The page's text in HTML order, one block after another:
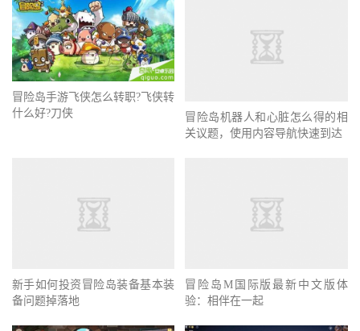
冒险岛手游飞侠怎么转职?飞侠转
什么好?刀侠
冒险岛机器人和心脏怎么得的相
关议题，使用内容导航快速到达
备问题掉落地